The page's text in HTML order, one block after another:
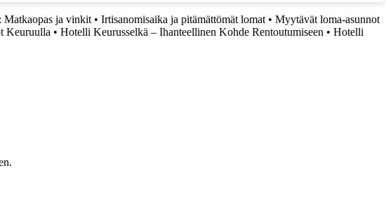
Matkaopas ja vinkit • Irtisanomisaika ja pitämättömät lomat • Myytävät loma-asunnot
Keuruulla • Hotelli Keurusselkä – Ihanteellinen Kohde Rentoutumiseen • Hotelli